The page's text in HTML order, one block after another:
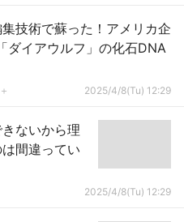
技術で蘇った！アメリカ企
ダイアウルフ」の化石DNA
2025/4/8(Tu) 12:29
ないから理
間違ってい
2025/4/8(Tu) 12:29